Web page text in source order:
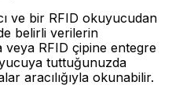
ve bir RFID okuyucudan
belirli verilerin
veya RFID çipine entegre
tuttuğunuzda
aracılığıyla okunabilir.